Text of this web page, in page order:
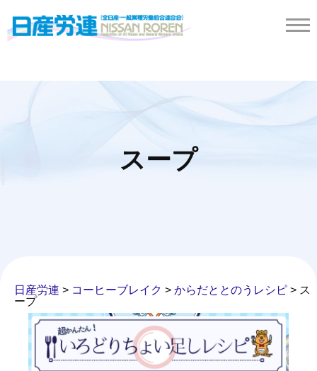
スープ
日産労連 > コーヒーブレイク > からだととのうレシピ > ス
ープ